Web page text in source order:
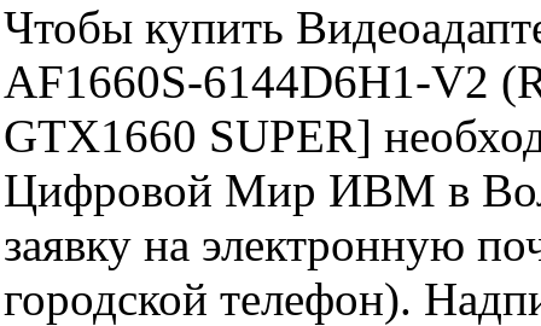
Чтобы купить
AF1660S-6144D6H1-V2
GTX1660 SUPER]
Цифровой Мир ИВМ в
заявку на электронную
городской телефон).